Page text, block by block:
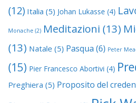
(12) Italia (5) Johan Lukasse (4)
Monache (2) Meditazioni (13)
(13) Natale (5) Pasqua (6) Peter
(15) Pier Francesco Abortivi (4)
Preghiera (5) Proposito del